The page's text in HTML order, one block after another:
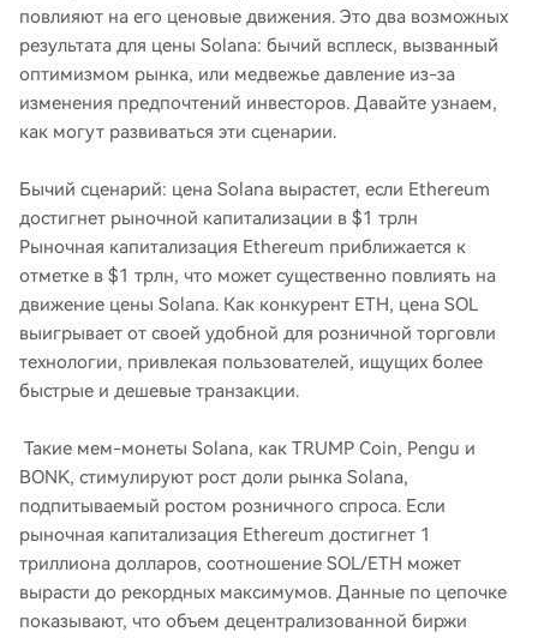
повлияют на его ценовые движения. Это два возможных
результата для цены Solana: бычий всплеск, вызванный
оптимизмом рынка, или медвежье давление из-за
изменения предпочтений инвесторов. Давайте узнаем,
как могут развиваться эти сценарии.
Бычий сценарий: цена Solana вырастет, если Ethereum
достигнет рыночной капитализации в $1 трлн
Рыночная капитализация Ethereum приближается к
отметке в $1 трлн, что может существенно повлиять на
движение цены Solana. Как конкурент ETH, цена SOL
выигрывает от своей удобной для розничной торговли
технологии, привлекая пользователей, ищущих более
быстрые и дешевые транзакции.
Такие мем-монеты Solana, как TRUMP Coin, Pengu и
BONK, стимулируют рост доли рынка Solana,
подпитываемый ростом розничного спроса. Если
рыночная капитализация Ethereum достигнет 1
триллиона долларов, соотношение SOL/ETH может
вырасти до рекордных максимумов. Данные по цепочке
показывают, что объем децентрализованной биржи